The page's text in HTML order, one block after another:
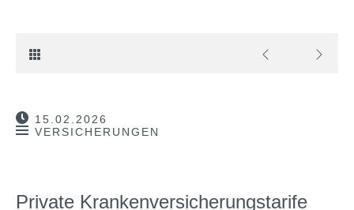
15.02.2026
VERSICHERUNGEN
Private Krankenversicherungstarife